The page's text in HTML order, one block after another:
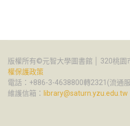
版權所有©元智大學圖書館 │ 320桃園
權保護政策
電話：+886-3-4638800轉2321(流通
維護信箱： library@saturn.yzu.edu.tw